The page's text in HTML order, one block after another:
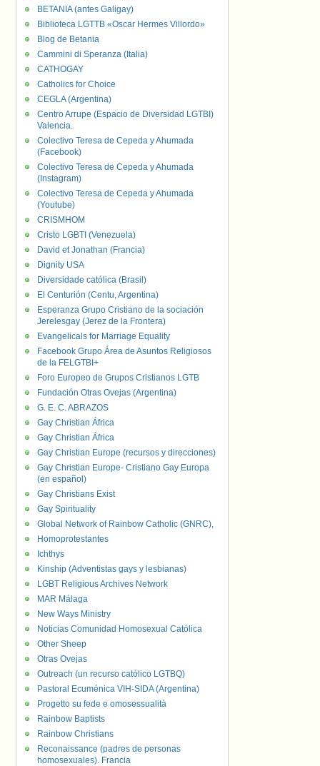
BETANIA (antes Galigay)
Biblioteca LGTTB «Oscar Hermes Villordo»
Blog de Betania
Cammini di Speranza (Italia)
CATHOGAY
Catholics for Choice
CEGLA (Argentina)
Centro Arrupe (Espacio de Diversidad LGTBI)
Valencia.
Colectivo Teresa de Cepeda y Ahumada
(Facebook)
Colectivo Teresa de Cepeda y Ahumada
(Instagram)
Colectivo Teresa de Cepeda y Ahumada
(Youtube)
CRISMHOM
Cristo LGBTI (Venezuela)
David et Jonathan (Francia)
Dignity USA
Diversidade católica (Brasil)
El Centurión (Centu, Argentina)
Esperanza Grupo Cristiano de la sociación
Jerelesgay (Jerez de la Frontera)
Evangelicals for Marriage Equality
Facebook Grupo Área de Asuntos Religiosos
de la FELGTBI+
Foro Europeo de Grupos Cristianos LGTB
Fundación Otras Ovejas (Argentina)
G. E. C. ABRAZOS
Gay Christian África
Gay Christian África
Gay Christian Europe (recursos y direcciones)
Gay Christian Europe- Cristiano Gay Europa
(en español)
Gay Christians Exist
Gay Spirituality
Global Network of Rainbow Catholic (GNRC),
Homoprotestantes
Ichthys
Kinship (Adventistas gays y lesbianas)
LGBT Religious Archives Network
MAR Málaga
New Ways Ministry
Noticias Comunidad Homosexual Católica
Other Sheep
Otras Ovejas
Outreach (un recurso católico LGTBQ)
Pastoral Ecuménica VIH-SIDA (Argentina)
Progetto su fede e omosessualità
Rainbow Baptists
Rainbow Christians
Reconaissance (padres de personas
homosexuales). Francia